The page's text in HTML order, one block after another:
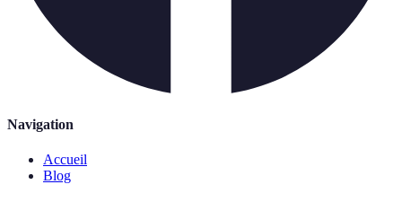
Navigation
Accueil
Blog